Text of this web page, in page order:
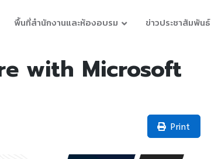
พื้นที่สำนักงานและห้องอบรม ข่าวประชาสัมพันธ์
with Microsoft
Print